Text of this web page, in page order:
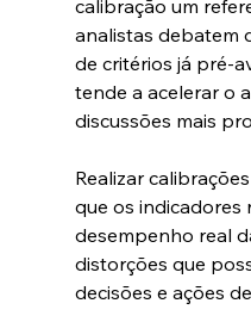
calibração um
analistas debatem
de critérios já pré-
tende a acelerar o
discussões mais
Realizar
que os indicadores
desempenho real
distorções que
decisões e ações